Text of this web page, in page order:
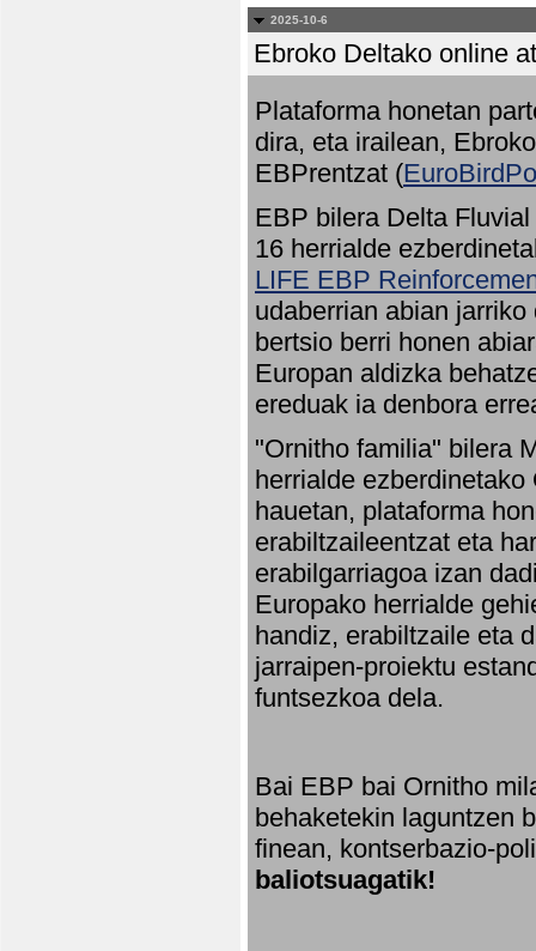
2025-10-6
Ebroko Deltako online
Plataforma honetan
dira, eta irailean,
EBPrentzat (
EBP bilera Delta
16 herrialde
LIFE EBP
udaberrian abian
bertsio berri honen
Europan aldizka
ereduak ia denbora
"Ornitho familia" bilera
herrialde
hauetan, plataforma
erabiltzaileentzat eta
erabilgarriagoa izan
Europako herrialde
handiz, erabiltzaile eta
jarraipen-proiektu
funtsezkoa dela.
Bai EBP bai Ornitho
behaketekin laguntzen
finean, kontserbazio-
baliotsuagatik!